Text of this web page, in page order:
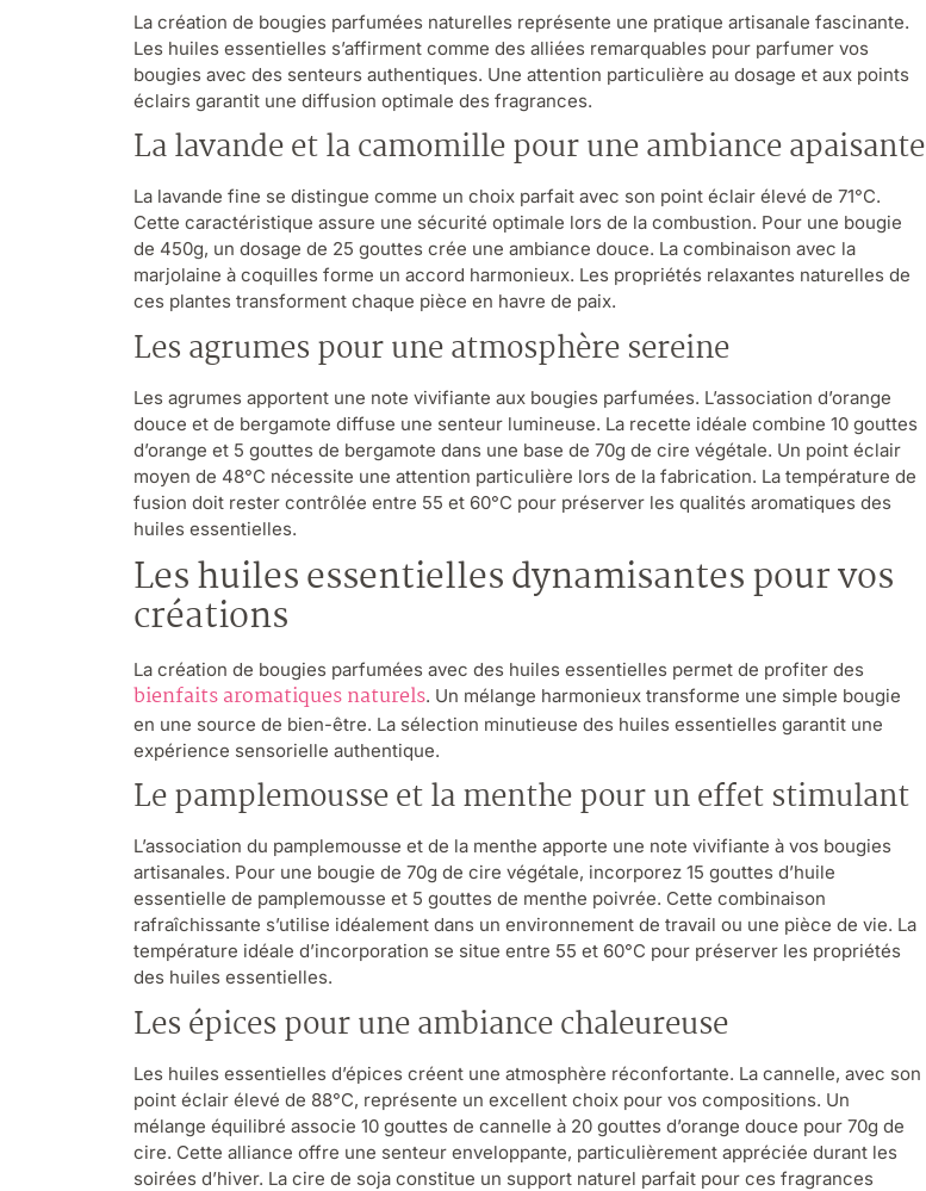
La création de bougies parfumées naturelles représente une pratique artisanale fascinante.
Les huiles essentielles s’affirment comme des alliées remarquables pour parfumer vos
bougies avec des senteurs authentiques. Une attention particulière au dosage et aux points
éclairs garantit une diffusion optimale des fragrances.
La lavande et la camomille pour une ambiance apaisante
La lavande fine se distingue comme un choix parfait avec son point éclair élevé de 71°C.
Cette caractéristique assure une sécurité optimale lors de la combustion. Pour une bougie
de 450g, un dosage de 25 gouttes crée une ambiance douce. La combinaison avec la
marjolaine à coquilles forme un accord harmonieux. Les propriétés relaxantes naturelles de
ces plantes transforment chaque pièce en havre de paix.
Les agrumes pour une atmosphère sereine
Les agrumes apportent une note vivifiante aux bougies parfumées. L’association d’orange
douce et de bergamote diffuse une senteur lumineuse. La recette idéale combine 10 gouttes
d’orange et 5 gouttes de bergamote dans une base de 70g de cire végétale. Un point éclair
moyen de 48°C nécessite une attention particulière lors de la fabrication. La température de
fusion doit rester contrôlée entre 55 et 60°C pour préserver les qualités aromatiques des
huiles essentielles.
Les huiles essentielles dynamisantes pour vos
créations
La création de bougies parfumées avec des huiles essentielles permet de profiter des
bienfaits aromatiques naturels. Un mélange harmonieux transforme une simple bougie
en une source de bien-être. La sélection minutieuse des huiles essentielles garantit une
expérience sensorielle authentique.
Le pamplemousse et la menthe pour un effet stimulant
L’association du pamplemousse et de la menthe apporte une note vivifiante à vos bougies
artisanales. Pour une bougie de 70g de cire végétale, incorporez 15 gouttes d’huile
essentielle de pamplemousse et 5 gouttes de menthe poivrée. Cette combinaison
rafraîchissante s’utilise idéalement dans un environnement de travail ou une pièce de vie. La
température idéale d’incorporation se situe entre 55 et 60°C pour préserver les propriétés
des huiles essentielles.
Les épices pour une ambiance chaleureuse
Les huiles essentielles d’épices créent une atmosphère réconfortante. La cannelle, avec son
point éclair élevé de 88°C, représente un excellent choix pour vos compositions. Un
mélange équilibré associe 10 gouttes de cannelle à 20 gouttes d’orange douce pour 70g de
cire. Cette alliance offre une senteur enveloppante, particulièrement appréciée durant les
soirées d’hiver. La cire de soja constitue un support naturel parfait pour ces fragrances